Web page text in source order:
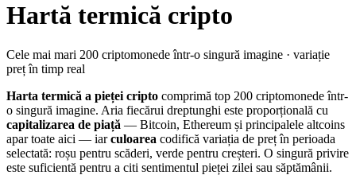
Hartă termică cripto
Cele mai mari 200 criptomonede într-o singură imagine · variație
preț în timp real
Harta termică a pieței cripto comprimă top 200 criptomonede într-
o singură imagine. Aria fiecărui dreptunghi este proporțională cu
capitalizarea de piață — Bitcoin, Ethereum și principalele altcoins
apar toate aici — iarculoarea codifică variația de preț în perioada
selectată: roșu pentru scăderi, verde pentru creșteri. O singură privire
este suficientă pentru a citi sentimentul pieței zilei sau săptămânii.